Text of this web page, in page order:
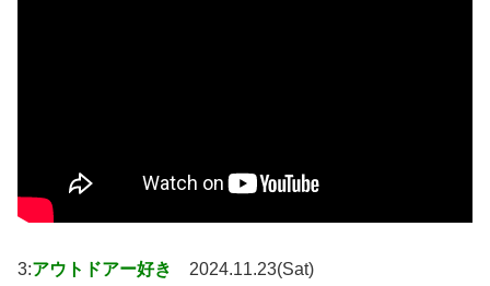
3:アウトドアー好き 2024.11.23(Sat)